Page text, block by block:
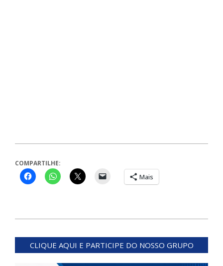
COMPARTILHE:
Mais
07-
CLIQUE AQUI E PARTICIPE DO NOSSO GRUPO